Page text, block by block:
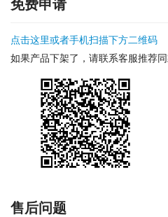
免费申请
点击这里或者手机扫描下方二维码
如果产品下架了，请联系客服推荐
售后问题